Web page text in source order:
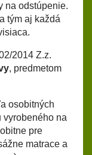
na odstúpenie.
tým aj každá
2014 Z.z.
, predmetom
osobitných
vyrobeného na
pre
matrace a